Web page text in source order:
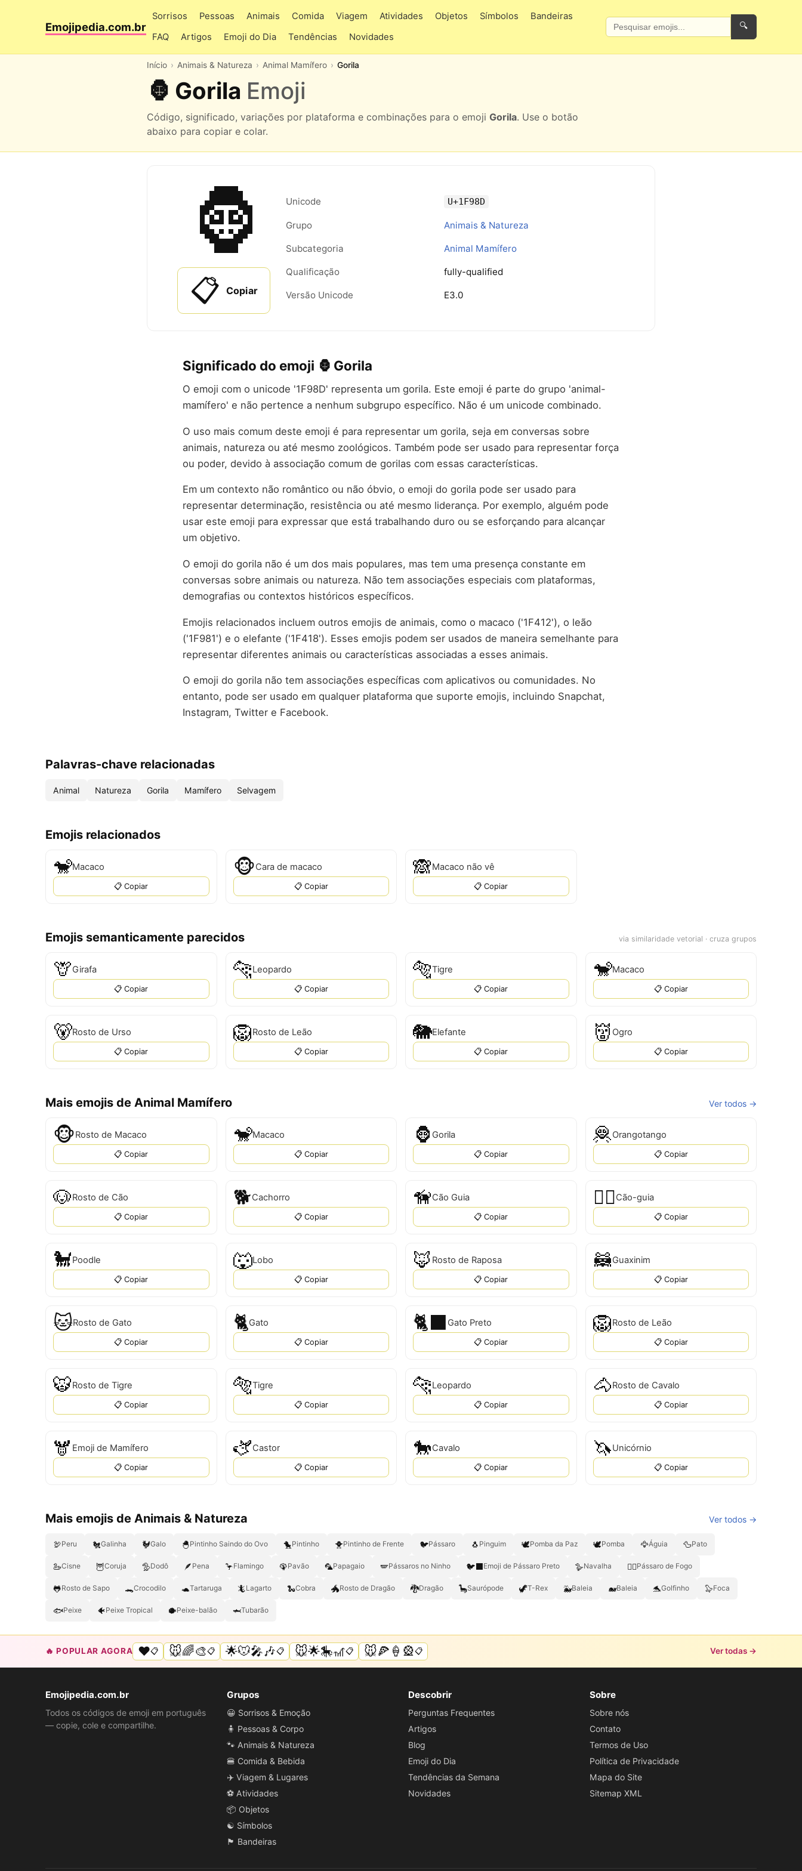
Emojipedia.com.br
Sorrisos Pessoas Animais Comida Viagem Atividades Objetos Símbolos
Bandeiras
FAQ
Artigos Emoji do Dia Tendências Novidades
🔍
Início Animais & Natureza Animal Mamífero Gorila
🦍 Gorila Emoji
Código, significado, variações por plataforma e combinações para o emoji Gorila. Use o botão
abaixo para copiar e colar.
🦍
📋 Copiar
Unicode U+1F98D
Grupo Animais & Natureza
Subcategoria Animal Mamífero
Qualificação fully-qualified
Versão Unicode E3.0
Significado do emoji 🦍 Gorila
O emoji com o unicode '1F98D' representa um gorila. Este emoji é parte do grupo 'animal-
mamífero' e não pertence a nenhum subgrupo específico. Não é um unicode combinado.
O uso mais comum deste emoji é para representar um gorila, seja em conversas sobre
animais, natureza ou até mesmo zoológicos. Também pode ser usado para representar força
ou poder, devido à associação comum de gorilas com essas características.
Em um contexto não romântico ou não óbvio, o emoji do gorila pode ser usado para
representar determinação, resistência ou até mesmo liderança. Por exemplo, alguém pode
usar este emoji para expressar que está trabalhando duro ou se esforçando para alcançar
um objetivo.
O emoji do gorila não é um dos mais populares, mas tem uma presença constante em
conversas sobre animais ou natureza. Não tem associações especiais com plataformas,
demografias ou contextos históricos específicos.
Emojis relacionados incluem outros emojis de animais, como o macaco ('1F412'), o leão
('1F981') e o elefante ('1F418'). Esses emojis podem ser usados de maneira semelhante para
representar diferentes animais ou características associadas a esses animais.
O emoji do gorila não tem associações específicas com aplicativos ou comunidades. No
entanto, pode ser usado em qualquer plataforma que suporte emojis, incluindo Snapchat,
Instagram, Twitter e Facebook.
Palavras-chave relacionadas
Animal Natureza Gorila Mamífero Selvagem
Emojis relacionados
🐒Macaco
📋 Copiar
🐵Cara de macaco
📋 Copiar
🙈Macaco não vê
📋 Copiar
Emojis semanticamente parecidos via similaridade vetorial · cruza grupos
🦒Girafa
📋 Copiar
🐆Leopardo
📋 Copiar
🐅Tigre
📋 Copiar
🐒Macaco
📋 Copiar
🐻Rosto de Urso
📋 Copiar
🦁Rosto de Leão
📋 Copiar
🐘Elefante
📋 Copiar
👹 Ogro
📋 Copiar
Mais emojis de Animal Mamífero Ver todos →
🐵Rosto de Macaco
📋 Copiar
🐒Macaco
📋 Copiar
🦍 Gorila
📋 Copiar
🦧Orangotango
📋 Copiar
🐶Rosto de Cão
📋 Copiar
🐕Cachorro
📋 Copiar
🦮Cão Guia
📋 Copiar
🐕‍🦺Cão-guia
📋 Copiar
🐩Poodle
📋 Copiar
🐺Lobo
📋 Copiar
🦊 Rosto de Raposa
📋 Copiar
🦝Guaxinim
📋 Copiar
🐱Rosto de Gato
📋 Copiar
🐈Gato
📋 Copiar
🐈‍⬛ Gato Preto
📋 Copiar
🦁Rosto de Leão
📋 Copiar
🐯Rosto de Tigre
📋 Copiar
🐅Tigre
📋 Copiar
🐆Leopardo
📋 Copiar
🐴Rosto de Cavalo
📋 Copiar
🫎 Emoji de Mamífero
📋 Copiar
🫏Castor
📋 Copiar
🐎Cavalo
📋 Copiar
🦄Unicórnio
📋 Copiar
Mais emojis de Animais & Natureza Ver todos →
🦃Peru 🐔Galinha 🐓Galo 🐣Pintinho Saindo do Ovo 🐤Pintinho 🐥Pintinho de Frente 🐦Pássaro 🐧 Pinguim 🕊️Pomba da Paz 🕊Pomba 🦅Águia 🦆Pato
🦢Cisne 🦉Coruja 🦤Dodô 🪶 Pena 🦩Flamingo 🦚Pavão 🦜Papagaio 🪽Pássaros no Ninho 🐦‍⬛Emoji de Pássaro Preto 🪿Navalha 🐦‍🔥Pássaro de Fogo
🐸Rosto de Sapo 🐊Crocodilo 🐢Tartaruga 🦎Lagarto 🐍Cobra 🐲Rosto de Dragão 🐉Dragão 🦕Saurópode 🦖T-Rex 🐳Baleia 🐋Baleia 🐬Golfinho 🦭Foca
🐟Peixe 🐠Peixe Tropical 🐡Peixe-balão 🦈Tubarão
🔥 POPULAR AGORA ❤️📋 🐭🌈🎨📋 🌟🐭🎤🎶📋 🐭🌟🎠🎢📋 🐭🍕🍦🎡📋 Ver todas →
Emojipedia.com.br
Todos os códigos de emoji em português
— copie, cole e compartilhe.
Grupos
😀 Sorrisos & Emoção
🧍 Pessoas & Corpo
🐾 Animais & Natureza
🍔 Comida & Bebida
✈️ Viagem & Lugares
⚽ Atividades
📦 Objetos
☯️ Símbolos
🏴 Bandeiras
Descobrir
Perguntas Frequentes
Artigos
Blog
Emoji do Dia
Tendências da Semana
Novidades
Sobre
Sobre nós
Contato
Termos de Uso
Política de Privacidade
Mapa do Site
Sitemap XML